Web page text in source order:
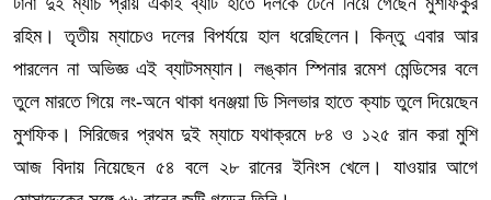
রহিম। তৃতীয় ম্যাচেও দলের বিপর্যয়ে হাল ধরেছিলেন। কিন্তু এবার আর
পারলেন না অভিজ্ঞ এই ব্যাটসম্যান। লঙ্কান স্পিনার রমেশ মেন্ডিসের বলে
তুলে মারতে গিয়ে লং-অনে থাকা ধনঞ্জয়া ডি সিলভার হাতে ক্যাচ তুলে দিয়েছেন
মুশফিক। সিরিজের প্রথম দুই ম্যাচে যথাক্রমে ৮৪ ও ১২৫ রান করা মুশি
আজ বিদায় নিয়েছেন ৫৪ বলে ২৮ রানের ইনিংস খেলে। যাওয়ার আগে